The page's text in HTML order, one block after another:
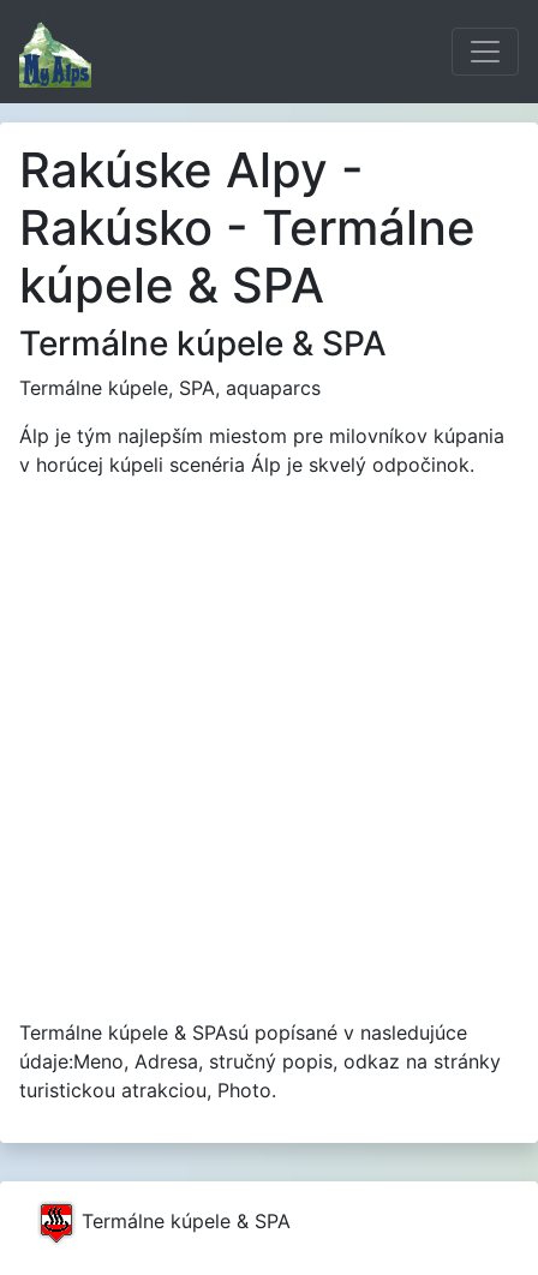
Rakúske Alpy -
Rakúsko - Termálne
kúpele & SPA
Termálne kúpele & SPA
Termálne kúpele, SPA, aquaparcs
Álp je tým najlepším miestom pre milovníkov kúpania
v horúcej kúpeli scenéria Álp je skvelý odpočinok.
Termálne kúpele & SPAsú popísané v nasledujúce
údaje:Meno, Adresa, stručný popis, odkaz na stránky
turistickou atrakciou, Photo.
Termálne kúpele & SPA